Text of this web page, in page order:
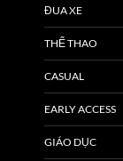
ĐUA XE
THỂ THAO
CASUAL
EARLY ACCESS
GIÁO DỤC